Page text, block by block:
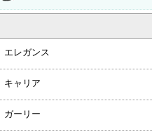
エレガンス
キャリア
ガーリー